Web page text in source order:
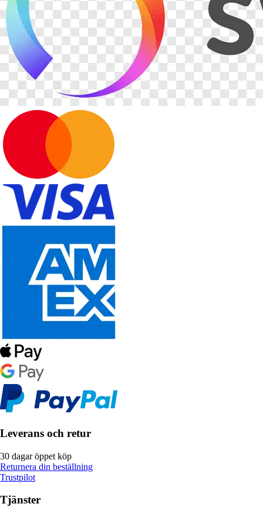
Leverans och retur
30 dagar öppet köp
Returnera din beställning
Trustpilot
Tjänster